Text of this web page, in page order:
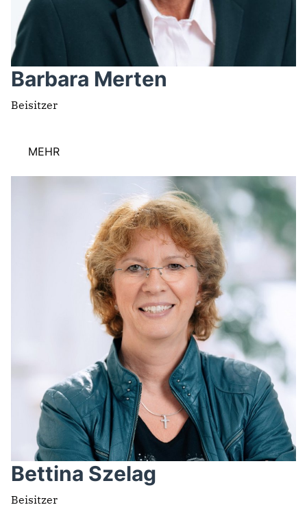
Barbara Merten
Beisitzer
MEHR
Bettina Szelag
Beisitzer